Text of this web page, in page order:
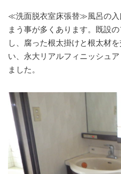
≪洗面脱衣室床張替≫風呂の入
まう事が多くあります。既設
し、腐った根太掛けと根太材
い、永大リアルフィニッシュ
ました。